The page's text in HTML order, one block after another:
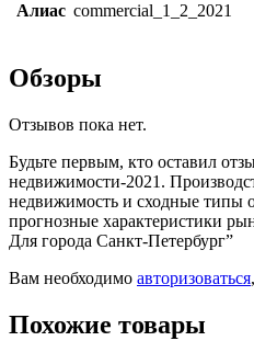
Алиас commercial_1_2_2021
Обзоры
Отзывов пока нет.
Будьте первым, кто оставил
недвижимости-2021.
недвижимость и сходные типы
прогнозные характеристики
Для города Санкт-Петербург”
Вам необходимо авторизоваться
Похожие товары